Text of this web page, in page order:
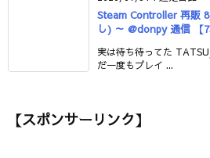
Steam Controller 再販
し) ～ @donpy 通信 【
実は待ち待ってた
だ一度もプレイ ...
【スポンサーリンク】